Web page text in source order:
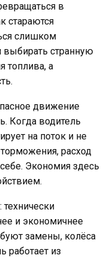
в
стараются
слишком
выбирать странную
топлива, а
движение
Когда водитель
на поток и не
расход
Экономия здесь
и экономичнее
замены, колёса
работает из